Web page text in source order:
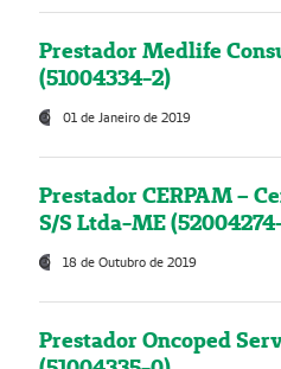
Prestador Medlife
(51004334-2)
01 de Janeiro de 2019
Prestador CERPAM –
S/S Ltda-ME
18 de Outubro de 2019
Prestador Oncoped